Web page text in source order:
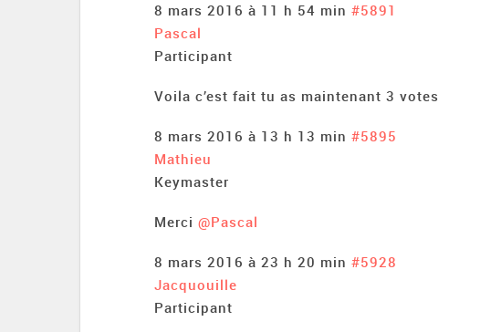
8 mars 2016 à 11 h 54 min #5891
Pascal
Participant
Voila c’est fait tu as maintenant 3 votes
8 mars 2016 à 13 h 13 min #5895
Mathieu
Keymaster
Merci@Pascal
8 mars 2016 à 23 h 20 min #5928
Jacquouille
Participant